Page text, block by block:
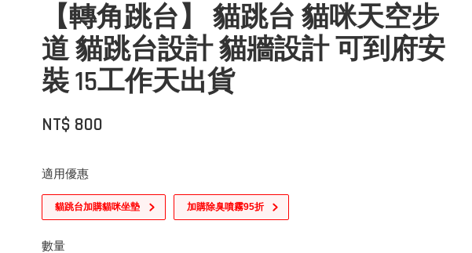
【轉角跳台】 貓跳台 貓咪天空步
道 貓跳台設計 貓牆設計 可到府安
裝 15工作天出貨
NT$ 800
適用優惠
貓跳台加購貓咪坐墊 加購除臭噴霧95折
數量